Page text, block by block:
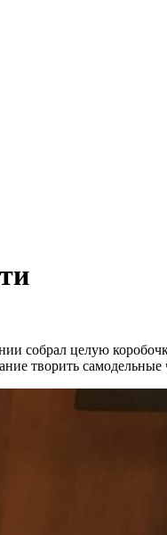
собрал целую
творить самодельные